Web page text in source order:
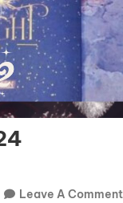
Leave A Comment